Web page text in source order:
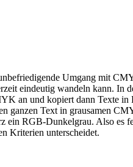
Umgang mit
eindeutig wandeln kann.
an und kopiert dann Texte
ganzen Text in grausamen
RGB-Dunkelgrau. Also es
Kriterien unterscheidet.